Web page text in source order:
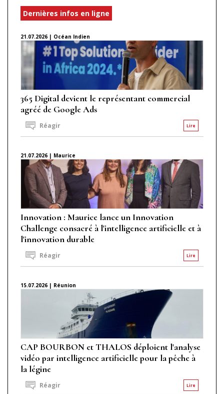
Dernières infos en ligne
21.07.2026 | Océan Indien
365 Digital devient le représentant commercial
agréé de Google Ads
Lire
Réagir
21.07.2026 | Maurice
Innovation : Maurice lance un Innovation
Challenge consacré à l'intelligence artificielle et à
l'innovation durable
Lire
Réagir
15.07.2026 | Réunion
CAP BOURBON et THALOS déploient l'analyse
vidéo par intelligence artificielle pour la pêche à
la légine
Lire
Réagir